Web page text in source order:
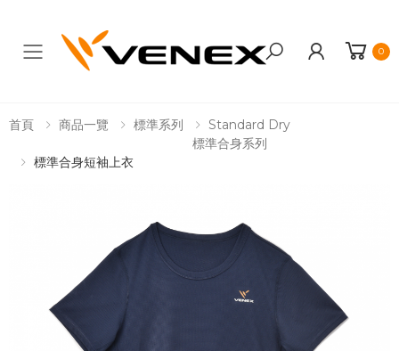
Toggle mobile menu 0
首頁 商品一覽 標準系列
Standard Dry
標準合身系列
標準合身短袖上衣